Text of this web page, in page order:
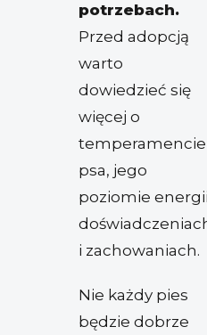
potrzebach.
Przed adopcją
warto
dowiedzieć się
więcej o
temperamencie
psa, jego
poziomie
i zachowaniach.
Nie każdy pies
będzie dobrze